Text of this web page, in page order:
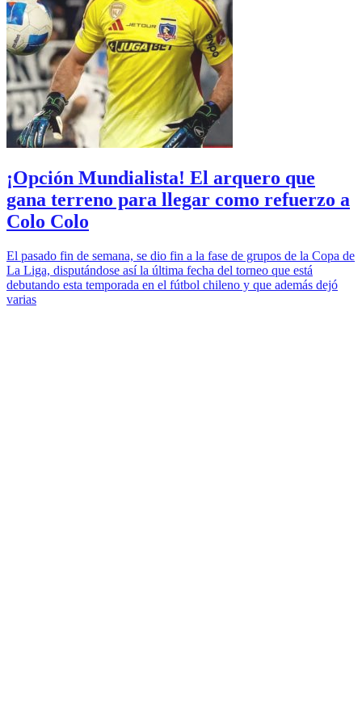
¡Opción Mundialista! El arquero que
gana terreno para llegar como refuerzo a
Colo Colo
El pasado fin de semana, se dio fin a la fase de grupos de la Copa de
La Liga, disputándose así la última fecha del torneo que está
debutando esta temporada en el fútbol chileno y que además dejó
varias